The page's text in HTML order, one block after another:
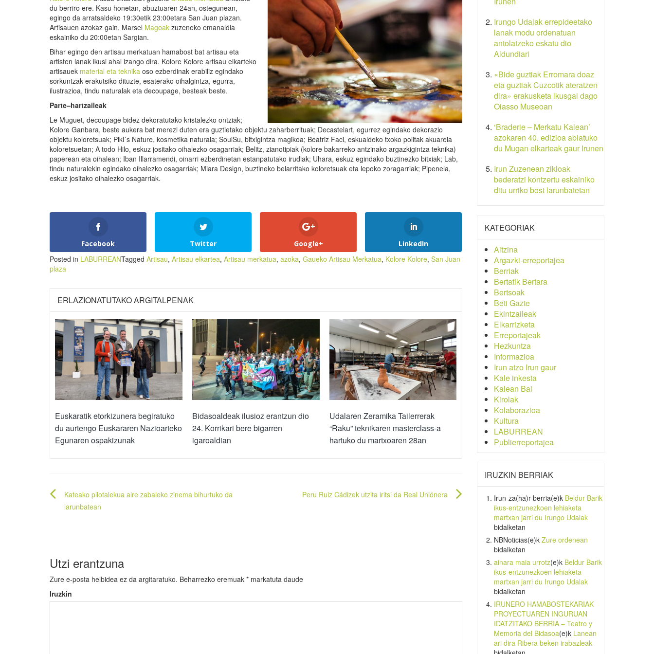
du berriro ere. Kasu honetan, abuztuaren 24an, ostegunean,
egingo da arratsaldeko 19:30etik 23:00etara San Juan plazan.
Artisauen azokaz gain, Marsel Magoak zuzeneko emanaldia
eskainiko du 20:00etan Sargian.
Bihar egingo den artisau merkatuan hamabost bat artisau eta
artisten lanak ikusi ahal izango dira. Kolore Kolore artisau elkarteko
artisauek material eta teknika oso ezberdinak erabiliz egindako
sorkuntzak erakutsiko dituzte, esaterako oihalgintza, egurra,
ilustrazioa, tindu naturalak eta decoupage, besteak beste.
Parte–hartzaileak
Le Muguet, decoupage bidez dekoratutako kristalezko ontziak;
Kolore Ganbara, beste aukera bat merezi duten era guztietako objektu zaharberrituak; Decastelart, egurrez egindako dekorazio
objektu koloretsuak; Piki´s Nature, kosmetika naturala; SoulSu, bitxigintza magikoa; Beatriz Faci, eskualdeko txoko politak akuarela
koloretsuetan; A todo Hilo, eskuz jositako oihalezko osagarriak; Belitz, zianotipiak (kolore bakarreko antzinako argazkigintza teknika)
paperean eta oihalean; Iban Illarramendi, oinarri ezberdinetan estanpatutako irudiak; Uhara, eskuz egindako buztinezko bitxiak; Lab,
tindu naturalekin egindako oihalezko osagarriak; Miara Design, buztineko belarritako koloretsuak eta lepoko zoragarriak; Pipenela,
eskuz jositako oihalezko osagarriak.
Facebook Twitter Google+ LinkedIn
Posted in LABURREANTagged Artisau, Artisau elkartea, Artisau merkatua, azoka, Gaueko Artisau Merkatua, Kolore Kolore, San Juan
plaza
ERLAZIONATUTAKO ARGITALPENAK
Euskaratik etorkizunera begiratuko
du aurtengo Euskararen Nazioarteko
Egunaren ospakizunak
Bidasoaldeak ilusioz erantzun dio
24. Korrikari bere bigarren
igaroaldian
Udalaren Zeramika Tailerrerak
“Raku” teknikaren masterclass-a
hartuko du martxoaren 28an
Bidalketetan
zehar
Kateako pilotalekua aire zabaleko zinema bihurtuko da
larunbatean
Peru Ruiz Cádizek utzita iritsi da Real Uniónera
Utzi erantzuna
Zure e-posta helbidea ez da argitaratuko. Beharrezko eremuak * markatuta daude
Iruzkin
Irungo Udalak errepideetako
lanak modu ordenatuan
antolatzeko eskatu dio
Aldundiari
«Bide guztiak Erromara doaz
eta guztiak Cuzcotik ateratzen
dira» erakusketa ikusgai dago
Oiasso Museoan
‘Braderie – Merkatu Kalean’
azokaren 40. edizioa abiatuko
du Mugan elkarteak gaur Irunen
Irun Zuzenean zikloak
bederatzi kontzertu eskainiko
ditu urriko bost larunbatetan
KATEGORIAK
Aitzina
Argazki-erreportajea
Berriak
Bertatik Bertara
Bertsoak
Beti Gazte
Ekintzaileak
Elkarrizketa
Erreportajeak
Hezkuntza
Informazioa
Irun atzo Irun gaur
Kale inkesta
Kalean Bai
Kirolak
Kolaborazioa
Kultura
LABURREAN
Publierreportajea
IRUZKIN BERRIAK
Irun-za(ha)r-berria(e)k Beldur Barik
ikus-entzunezkoen lehiaketa
martxan jarri du Irungo Udalak
bidalketan
NBNoticias(e)k Zure ordenean
bidalketan
ainara maia urrotz(e)k Beldur Barik
ikus-entzunezkoen lehiaketa
martxan jarri du Irungo Udalak
bidalketan
IRUNERO HAMABOSTEKARIAK
PROYECTUAREN INGURUAN
IDATZITAKO BERRIA – Teatro y
Memoria del Bidasoa(e)k Lanean
ari dira Ribera beken irabazleak